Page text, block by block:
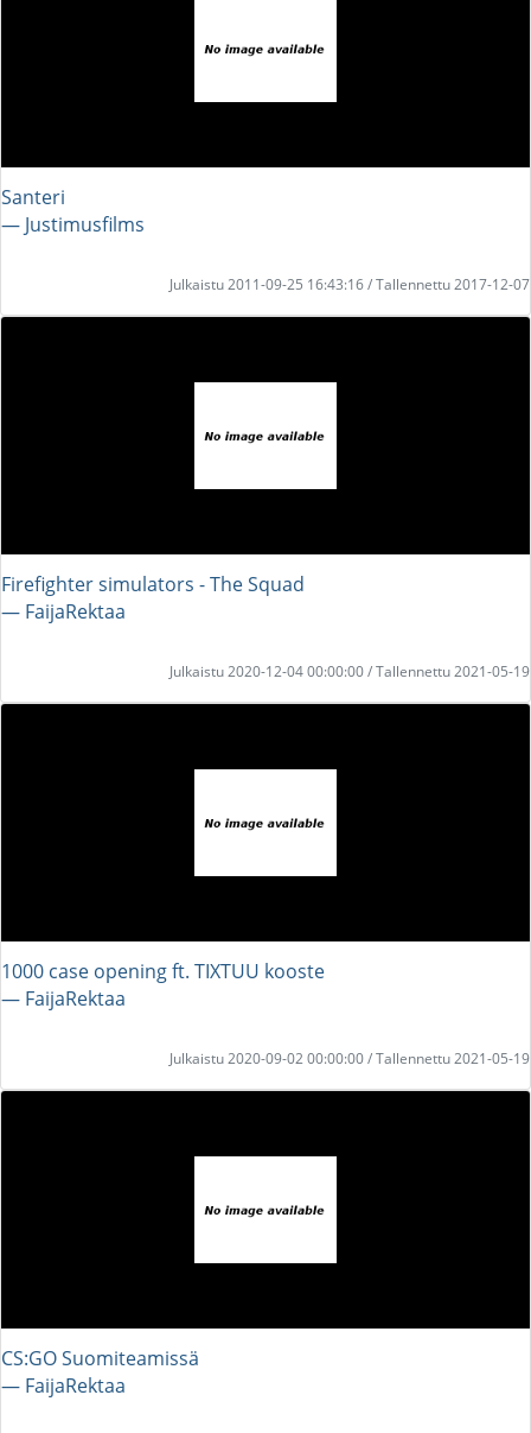
Santeri
― Justimusfilms
Julkaistu 2011-09-25 16:43:16 / Tallennettu 2017-12-07
Firefighter simulators - The Squad
― FaijaRektaa
Julkaistu 2020-12-04 00:00:00 / Tallennettu 2021-05-19
1000 case opening ft. TIXTUU kooste
― FaijaRektaa
Julkaistu 2020-09-02 00:00:00 / Tallennettu 2021-05-19
CS:GO Suomiteamissä
― FaijaRektaa